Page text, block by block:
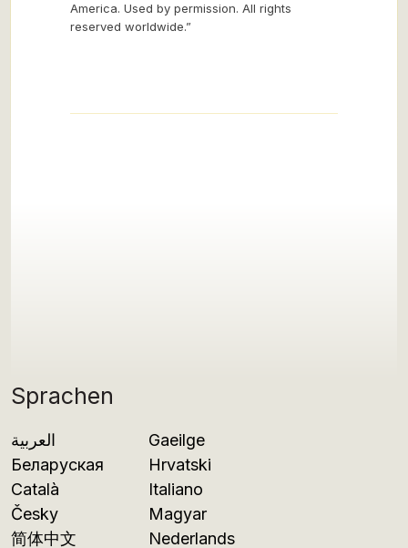
Sprachen
العربية
Беларуская
Català
Česky
简体中文
Gaeilge
Hrvatski
Italiano
Magyar
Nederlands
America. Used by permission. All rights
reserved worldwide.”